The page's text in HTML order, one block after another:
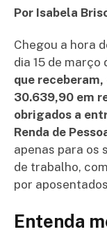
Por Isabela
Chegou a hora
dia 15 de março
que
30.639,90 em
obrigados a
Renda de
apenas para os
de trabalho,
por
Entenda